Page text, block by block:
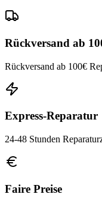
Rückversand ab
Rückversand ab 100€
Express-Reparatur
24-48 Stunden
Faire Preise